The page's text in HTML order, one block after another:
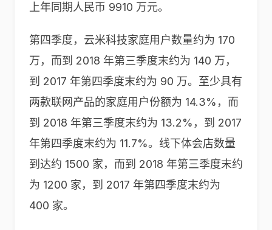
上年同期人民币 9910 万元。
第四季度，云米科技家庭用户数量约为 170
万，而到 2018 年第三季度末约为 140 万，
到 2017 年第四季度末约为 90 万。至少具有
两款联网产品的家庭用户份额为 14.3%，而
到 2018 年第三季度末约为 13.2%，到 2017
年第四季度末约为 11.7%。线下体会店数量
到达约 1500 家，而到 2018 年第三季度末约
为 1200 家，到 2017 年第四季度末约为
400 家。